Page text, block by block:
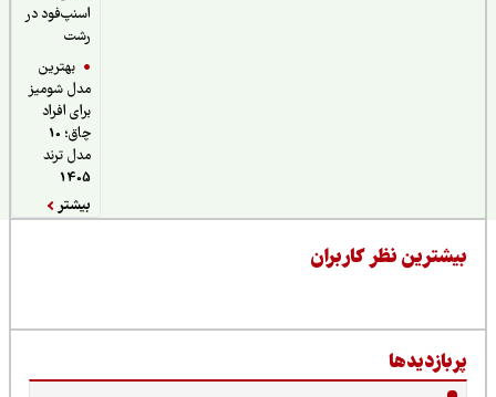
اسنپ‌فود در
بهترین
مدل شومیز
برای افراد
چاق؛ 10
مدل ترند
نظر کاربران